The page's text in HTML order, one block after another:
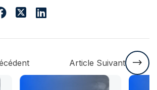
Article Suivant